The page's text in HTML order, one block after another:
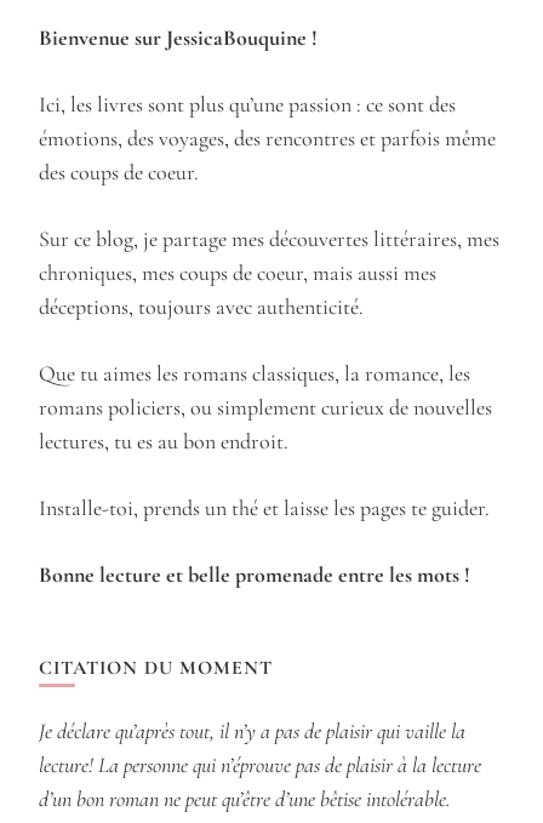
Bienvenue sur JessicaBouquine !
Ici, les livres sont plus qu’une passion : ce sont des
émotions, des voyages, des rencontres et parfois même
des coups de coeur.
Sur ce blog, je partage mes découvertes littéraires, mes
chroniques, mes coups de coeur, mais aussi mes
déceptions, toujours avec authenticité.
Que tu aimes les romans classiques, la romance, les
romans policiers, ou simplement curieux de nouvelles
lectures, tu es au bon endroit.
Installe-toi, prends un thé et laisse les pages te guider.
Bonne lecture et belle promenade entre les mots !
CITATION DU MOMENT
Je déclare qu’après tout, il n’y a pas de plaisir qui vaille la
lecture! La personne qui n’éprouve pas de plaisir à la lecture
d’un bon roman ne peut qu’être d’une bêtise intolérable.